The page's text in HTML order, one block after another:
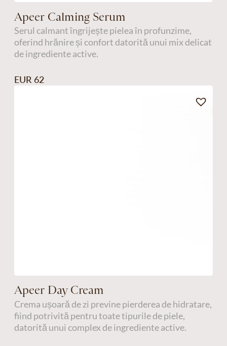
Apeer Calming Serum
Serul calmant îngrijește pielea în profunzime,
oferind hrănire și confort datorită unui mix delicat
de ingrediente active.
EUR 62
Apeer Day Cream
Crema ușoară de zi previne pierderea de hidratare,
fiind potrivită pentru toate tipurile de piele,
datorită unui complex de ingrediente active.